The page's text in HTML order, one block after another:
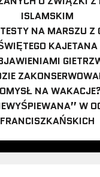
ISLAMSKIM
NA MARSZU
KAJETANA
NA WAKACJE?
W
FRANCISZKAŃSKICH